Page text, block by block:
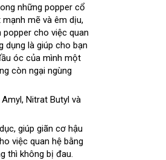
tiết
kiệm
những popper cổ
mạnh mẽ Nhật
Bản
và êm dịuhàng
nhái
,
cho việc quan
dụng là giúp cho bạn
óc Lazada
của mình một
còn ngại ngùng
giá
, Nitrat Butyl sửa
và
xách
tay
, giúp giãn cơ hậu
việc quan hệ bằng
ở
thì không bị đau.